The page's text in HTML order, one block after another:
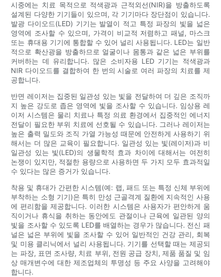
시중에는 치료 목적으로 적색광과 근적외선(NIR)을 방출하도록
설계된 다양한 기기들이 있으며, 각 기기마다 장단점이 있습니다.
발광 다이오드(LED) 기기는 발열이 적고 특정 파장의 빛을 넓은
영역에 조사할 수 있으며, 가격이 비교적 저렴하고 패널, 마스크
또는 휴대용 기기에 통합할 수 있어 널리 사용됩니다. LED는 일반
적으로 확산광을 방출하므로 얼굴이나 몸통과 같은 넓은 부위를
커버하는 데 유리합니다. 많은 소비자용 LED 기기는 적색광과
NIR 다이오드를 결합하여 한 번의 시술로 여러 파장의 치료를 제
공합니다.
반면 레이저는 집중된 일관성 있는 빛을 전달하여 더 깊은 조직까
지 높은 강도로 좁은 영역에 빛을 조사할 수 있습니다. 임상용 레
이저 시스템은 물리 치료나 특정 의료 환경에서 집중적인 에너지
전달이 필요한 부위 치료에 선호될 수 있습니다. 그러나 레이저는
높은 출력 밀도와 조직 가열 가능성 때문에 안전하게 사용하기 위
해서는 더 많은 교육이 필요합니다. 일관성 있는 빛(레이저)과 비
일관성 있는 빛(LED)의 생물학적 효과 차이에 대해서는 여전히
논쟁이 있지만, 적절한 용량으로 사용하면 두 가지 모두 효과적일
수 있다는 많은 증거가 있습니다.
착용 및 휴대가 간편한 시스템(예: 랩, 패드 또는 특정 신체 부위에
부착하는 소형 기기)은 특히 만성 근골격계 질환에 지속적인 사용
에 편리함을 제공합니다. 이러한 시스템은 사용자가 편안하게 움
직이거나 휴식을 취하는 동안에도 관절이나 근육에 일관된 양의
빛을 조사할 수 있도록 LED를 배열하는 경우가 많습니다. 전신 패
널은 넓은 부위에 빛을 조사할 수 있어 일반적인 건강 관리, 회복
및 미용 클리닉에서 널리 사용됩니다. 기기를 선택할 때는 제공되
는 파장, 표면 조사량, 치료 부위, 전원 공급 장치, 제품 품질 및 임
상 매개변수에 대한 제조업체의 투명성 등 주요 사양을 고려해야
합니다.